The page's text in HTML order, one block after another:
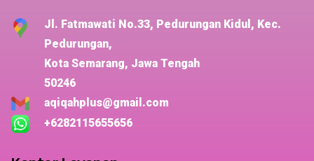
Jl. Fatmawati No.33, Pedurungan Kidul, Kec.
Pedurungan,
Kota Semarang, Jawa Tengah
50246
aqiqahplus@gmail.com
+6282115655656